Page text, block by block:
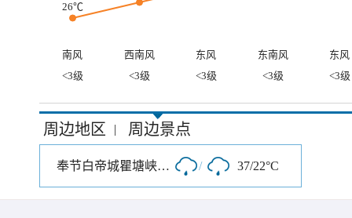
26℃
南风 西南风 东风 东南风
东风
<3级
<3级 <3级 <3级 <3级
周边地区 | 周边景点
奉节白帝城瞿塘峡风景区 / 37/22°C